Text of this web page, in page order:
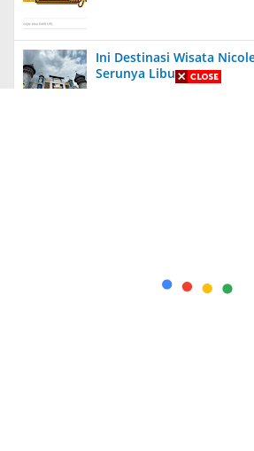
Ini Destinasi Wisata
Serunya Liburan